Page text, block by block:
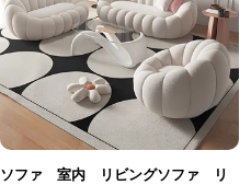
ソファ 室内 リビングソファ リ